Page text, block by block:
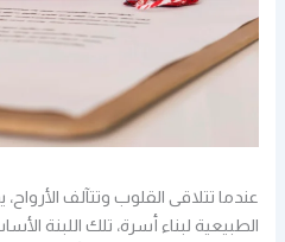
عندما تتلاقى القلوب وتتآلف
الطبيعية لبناء أسرة، تلك اللبنة